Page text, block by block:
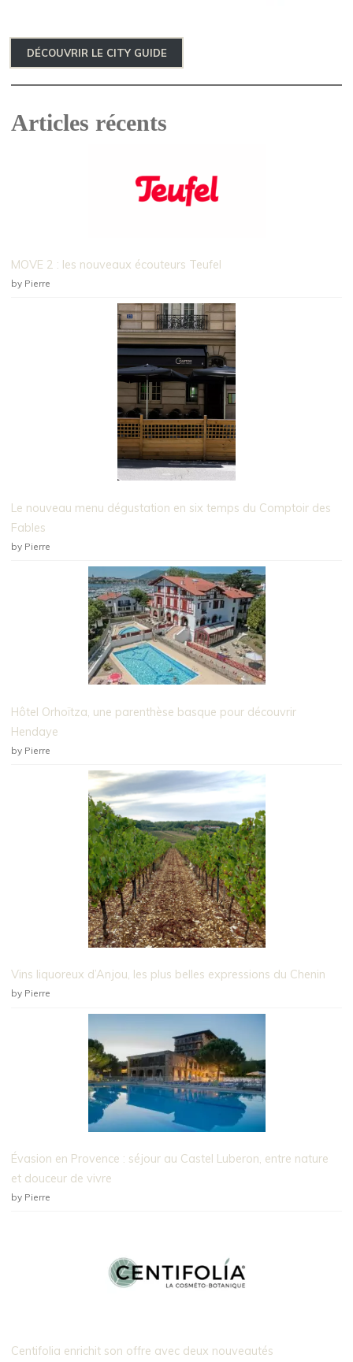
DÉCOUVRIR LE CITY GUIDE
Articles récents
MOVE 2 : les nouveaux écouteurs Teufel
by Pierre
Le nouveau menu dégustation en six temps du Comptoir des
Fables
by Pierre
Hôtel Orhoïtza, une parenthèse basque pour découvrir
Hendaye
by Pierre
Vins liquoreux d’Anjou, les plus belles expressions du Chenin
by Pierre
Évasion en Provence : séjour au Castel Luberon, entre nature
et douceur de vivre
by Pierre
Centifolia enrichit son offre avec deux nouveautés